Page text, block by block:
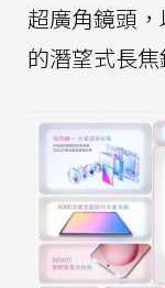
超廣角鏡頭
的潛望式長焦